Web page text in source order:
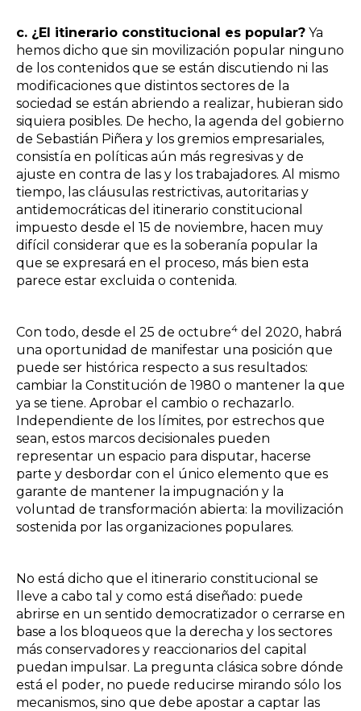
c. ¿El itinerario constitucional es popular? Ya
hemos dicho que sin movilización popular ninguno
de los contenidos que se están discutiendo ni las
modificaciones que distintos sectores de la
sociedad se están abriendo a realizar, hubieran sido
siquiera posibles. De hecho, la agenda del gobierno
de Sebastián Piñera y los gremios empresariales,
consistía en políticas aún más regresivas y de
ajuste en contra de las y los trabajadores. Al mismo
tiempo, las cláusulas restrictivas, autoritarias y
antidemocráticas del itinerario constitucional
impuesto desde el 15 de noviembre, hacen muy
difícil considerar que es la soberanía popular la
que se expresará en el proceso, más bien esta
parece estar excluida o contenida.
Con todo, desde el 25 de octubre4 del 2020, habrá
una oportunidad de manifestar una posición que
puede ser histórica respecto a sus resultados:
cambiar la Constitución de 1980 o mantener la que
ya se tiene. Aprobar el cambio o rechazarlo.
Independiente de los límites, por estrechos que
sean, estos marcos decisionales pueden
representar un espacio para disputar, hacerse
parte y desbordar con el único elemento que es
garante de mantener la impugnación y la
voluntad de transformación abierta: la movilización
sostenida por las organizaciones populares.
No está dicho que el itinerario constitucional se
lleve a cabo tal y como está diseñado: puede
abrirse en un sentido democratizador o cerrarse en
base a los bloqueos que la derecha y los sectores
más conservadores y reaccionarios del capital
puedan impulsar. La pregunta clásica sobre dónde
está el poder, no puede reducirse mirando sólo los
mecanismos, sino que debe apostar a captar las